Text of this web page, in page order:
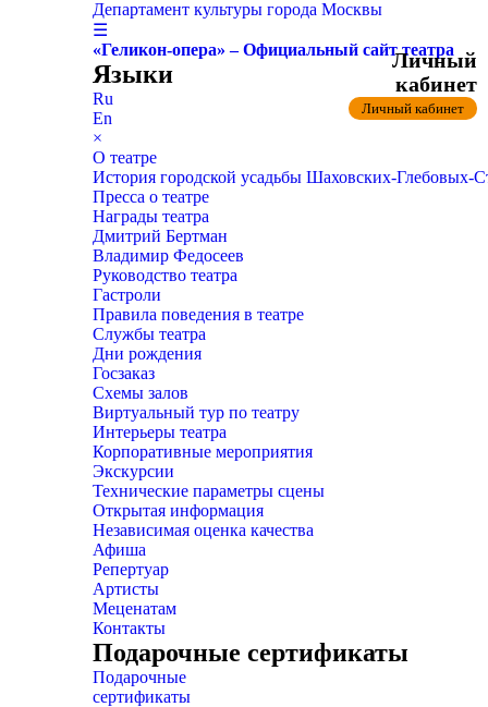
Департамент культуры города Москвы
☰
«Геликон-опера» – Официальный сайт театра
Языки
Ru
En
×
О театре
История городской усадьбы Шаховских-
Пресса о театре
Награды театра
Дмитрий Бертман
Владимир Федосеев
Руководство театра
Гастроли
Правила поведения в театре
Службы театра
Дни рождения
Госзаказ
Схемы залов
Виртуальный тур по театру
Интерьеры театра
Корпоративные мероприятия
Экскурсии
Технические параметры сцены
Открытая информация
Независимая оценка качества
Афиша
Репертуар
Артисты
Меценатам
Контакты
Подарочные сертификаты
Подарочные
сертификаты
Личный
кабинет
Личный кабинет